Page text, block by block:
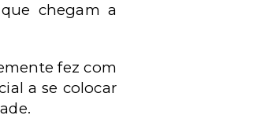
chegam a
fez com
a se colocar